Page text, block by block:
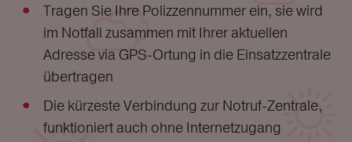
Tragen Sie Ihre Polizzennummer ein, sie wird
im Notfall zusammen mit Ihrer aktuellen
Adresse via GPS-Ortung in die Einsatzzentrale
übertragen
Die kürzeste Verbindung zur Notruf-Zentrale,
funktioniert auch ohne Internetzugang